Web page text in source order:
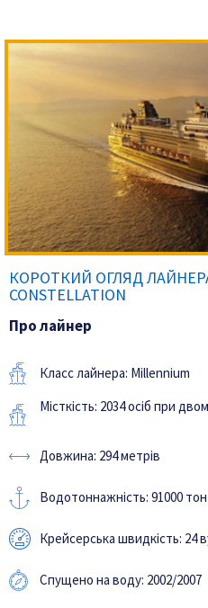
КОРОТКИЙ ОГЛЯД ЛАЙНЕРА
CONSTELLATION
Про лайнер
Класс лайнера: Millennium
Місткість: 2034 осіб при
Довжина: 294 метрів
Водотоннажність: 91000 тон
Крейсерська швидкість: 24
Спущено на воду: 2002/2007